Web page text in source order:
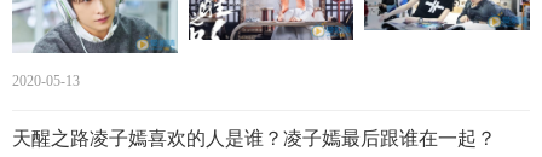
2020-05-13
天醒之路凌子嫣喜欢的人是谁？凌子嫣最后跟谁在一起？